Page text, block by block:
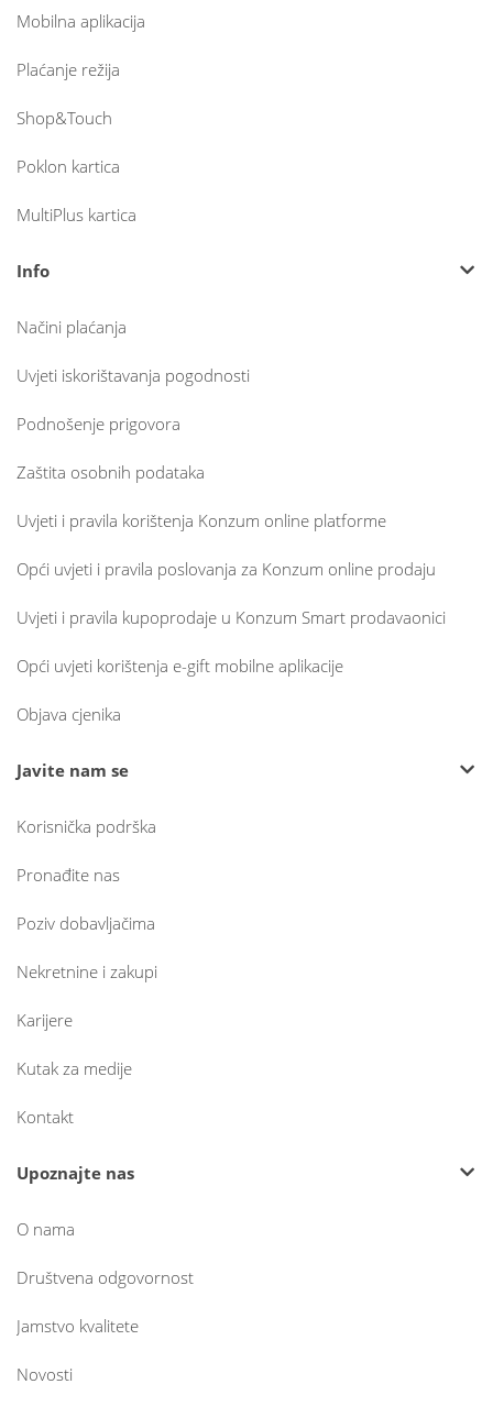
Mobilna aplikacija
Plaćanje režija
Shop&Touch
Poklon kartica
MultiPlus kartica
Info
Načini plaćanja
Uvjeti iskorištavanja pogodnosti
Podnošenje prigovora
Zaštita osobnih podataka
Uvjeti i pravila korištenja Konzum online platforme
Opći uvjeti i pravila poslovanja za Konzum online prodaju
Uvjeti i pravila kupoprodaje u Konzum Smart prodavaonici
Opći uvjeti korištenja e-gift mobilne aplikacije
Objava cjenika
Javite nam se
Korisnička podrška
Pronađite nas
Poziv dobavljačima
Nekretnine i zakupi
Karijere
Kutak za medije
Kontakt
Upoznajte nas
O nama
Društvena odgovornost
Jamstvo kvalitete
Novosti